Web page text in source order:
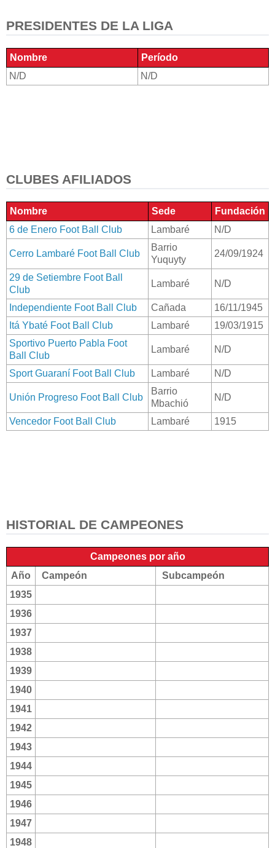
PRESIDENTES DE LA LIGA
Nombre
Período
N/D
N/D
CLUBES AFILIADOS
Nombre Sede
Fundación
6 de Enero Foot Ball Club
Lambaré N/D
Cerro Lambaré Foot Ball Club
Barrio
Yuquyty
24/09/1924
29 de Setiembre Foot Ball
Club
Lambaré N/D
Independiente Foot Ball Club Cañada
16/11/1945
Itá Ybaté Foot Ball Club
Lambaré
19/03/1915
Sportivo Puerto Pabla Foot
Ball Club
Lambaré N/D
Sport Guaraní Foot Ball Club Lambaré N/D
Unión Progreso Foot Ball Club
Barrio
Mbachió
N/D
Vencedor Foot Ball Club Lambaré 1915
HISTORIAL DE CAMPEONES
Campeones por año
Año
Campeón
Subcampeón
1935
1936
1937
1938
1939
1940
1941
1942
1943
1944
1945
1946
1947
1948